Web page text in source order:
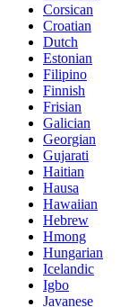
Corsican
Croatian
Dutch
Estonian
Filipino
Finnish
Frisian
Galician
Georgian
Gujarati
Haitian
Hausa
Hawaiian
Hebrew
Hmong
Hungarian
Icelandic
Igbo
Javanese